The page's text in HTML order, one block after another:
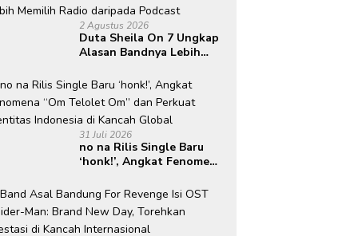
2 Agustus 2026
Duta Sheila On 7 Ungkap
Alasan Bandnya Lebih
Podcast
31 Juli 2026
no na Rilis Single Baru
‘honk!’, Angkat Fenomena
Perkuat Identitas
Indonesia di Kancah
Global